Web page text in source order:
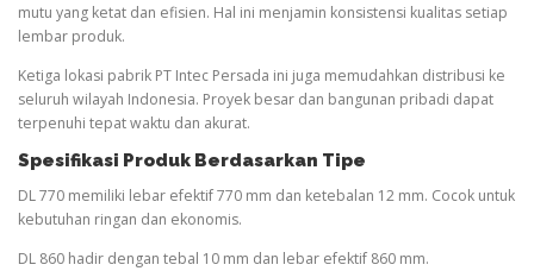
mutu yang ketat dan efisien. Hal ini menjamin konsistensi kualitas setiap
lembar produk.
Ketiga lokasi pabrik PT Intec Persada ini juga memudahkan distribusi ke
seluruh wilayah Indonesia. Proyek besar dan bangunan pribadi dapat
terpenuhi tepat waktu dan akurat.
Spesifikasi Produk Berdasarkan Tipe
DL 770 memiliki lebar efektif 770 mm dan ketebalan 12 mm. Cocok untuk
kebutuhan ringan dan ekonomis.
DL 860 hadir dengan tebal 10 mm dan lebar efektif 860 mm.